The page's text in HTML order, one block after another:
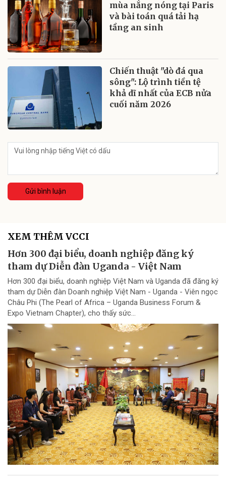
mùa nắng nóng tại Paris
và bài toán quá tải hạ
tầng an sinh
Chiến thuật "dò đá qua
sông": Lộ trình tiền tệ
khả dĩ nhất của ECB nửa
cuối năm 2026
Gửi bình luận
XEM THÊM VCCI
Hơn 300 đại biểu, doanh nghiệp đăng ký
tham dự Diễn đàn Uganda - Việt Nam
Hơn 300 đại biểu, doanh nghiệp Việt Nam và Uganda đã đăng ký
tham dự Diễn đàn Doanh nghiệp Việt Nam - Uganda - Viên ngọc
Châu Phi (The Pearl of Africa – Uganda Business Forum &
Expo Vietnam Chapter), cho thấy sức...